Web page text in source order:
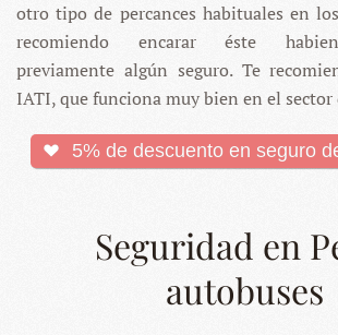
otro tipo de percances habituales en
recomiendo encarar éste
previamente algún seguro. Te
IATI, que funciona muy bien en el sector
5% de descuento en seguro
Seguridad en
autobuses